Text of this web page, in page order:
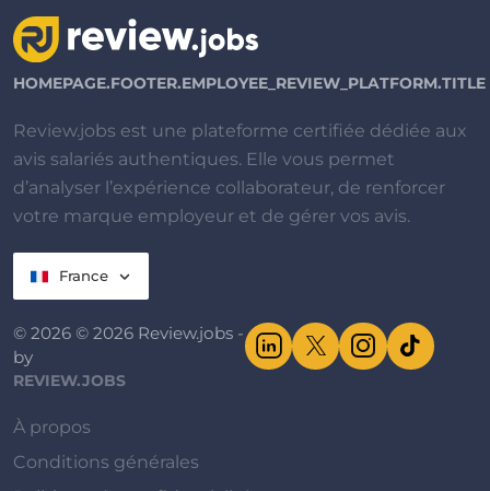
HOMEPAGE.FOOTER.EMPLOYEE_REVIEW_PLATFORM.TITLE
Review.jobs est une plateforme certifiée dédiée aux
avis salariés authentiques. Elle vous permet
d’analyser l’expérience collaborateur, de renforcer
votre marque employeur et de gérer vos avis.
France
© 2026 © 2026 Review.jobs -
by
REVIEW.JOBS
À propos
Conditions générales